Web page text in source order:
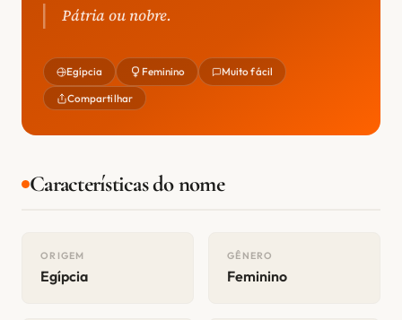
Pátria ou nobre.
Egípcia Feminino Muito fácil
Compartilhar
Características do nome
ORIGEM
Egípcia
GÊNERO
Feminino